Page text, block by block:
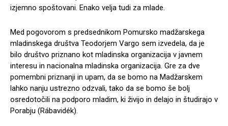
izjemno spoštovani. Enako velja tudi za mlade.
Med pogovorom s predsednikom Pomursko madžarskega
mladinskega društva Teodorjem Vargo sem izvedela, da je
bilo društvo priznano kot mladinska organizacija v javnem
interesu in nacionalna mladinska organizacija. Gre za dve
pomembni priznanji in upam, da se bomo na Madžarskem
lahko nanju ustrezno odzvali, tako da se bomo še bolj
osredotočili na podporo mladim, ki živijo in delajo in študirajo v
Porabju (Rábavidék).